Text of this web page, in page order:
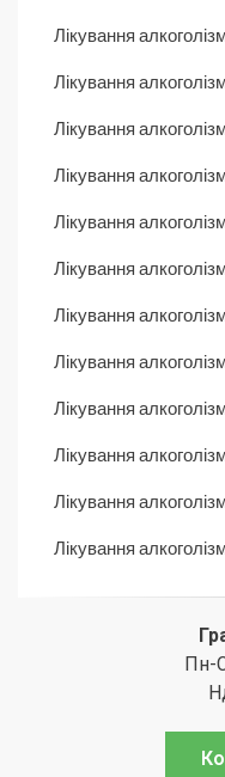
Лікування
Лікування
Лікування
Лікування
Лікування
Лікування
Лікування
Лікування
Лікування
Лікування
Лікування
Лікування
Пн-